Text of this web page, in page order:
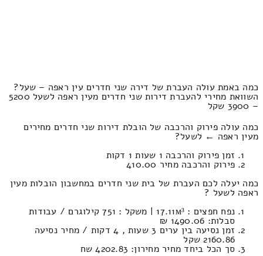
כמה באמת עולה העברת של דירה שני חדרים עין ראפה – שעל?
השוואת מחירי להעברת דירות שני חדרים מעין ראפה לשעל 5200
– 3900 שקל
כמה עולה פירוק והרכבה של הובלת דירות שני חדרים מחירים
מעין ראפה ← לשעל?
זמן פירוק והרכבה 1 שעות 1 דקות
פירוק והרכבה מחיר 410.00
כמה יעלה לכם העברת של בית שני חדרים במחשבון הובלות מעין
ראפה לשעל ?
נפח חפצים : 17.11м³ | משקל : 751 קילוגרם / עבודות
סבלות: 1490.06 ₪
זמן נסיעה בין ערים 3 שעות , 4 דקות / מחיר נסיעה
2160.86 שקל
סך הכל ביחד מחיר מחירון: 4202.83 שח